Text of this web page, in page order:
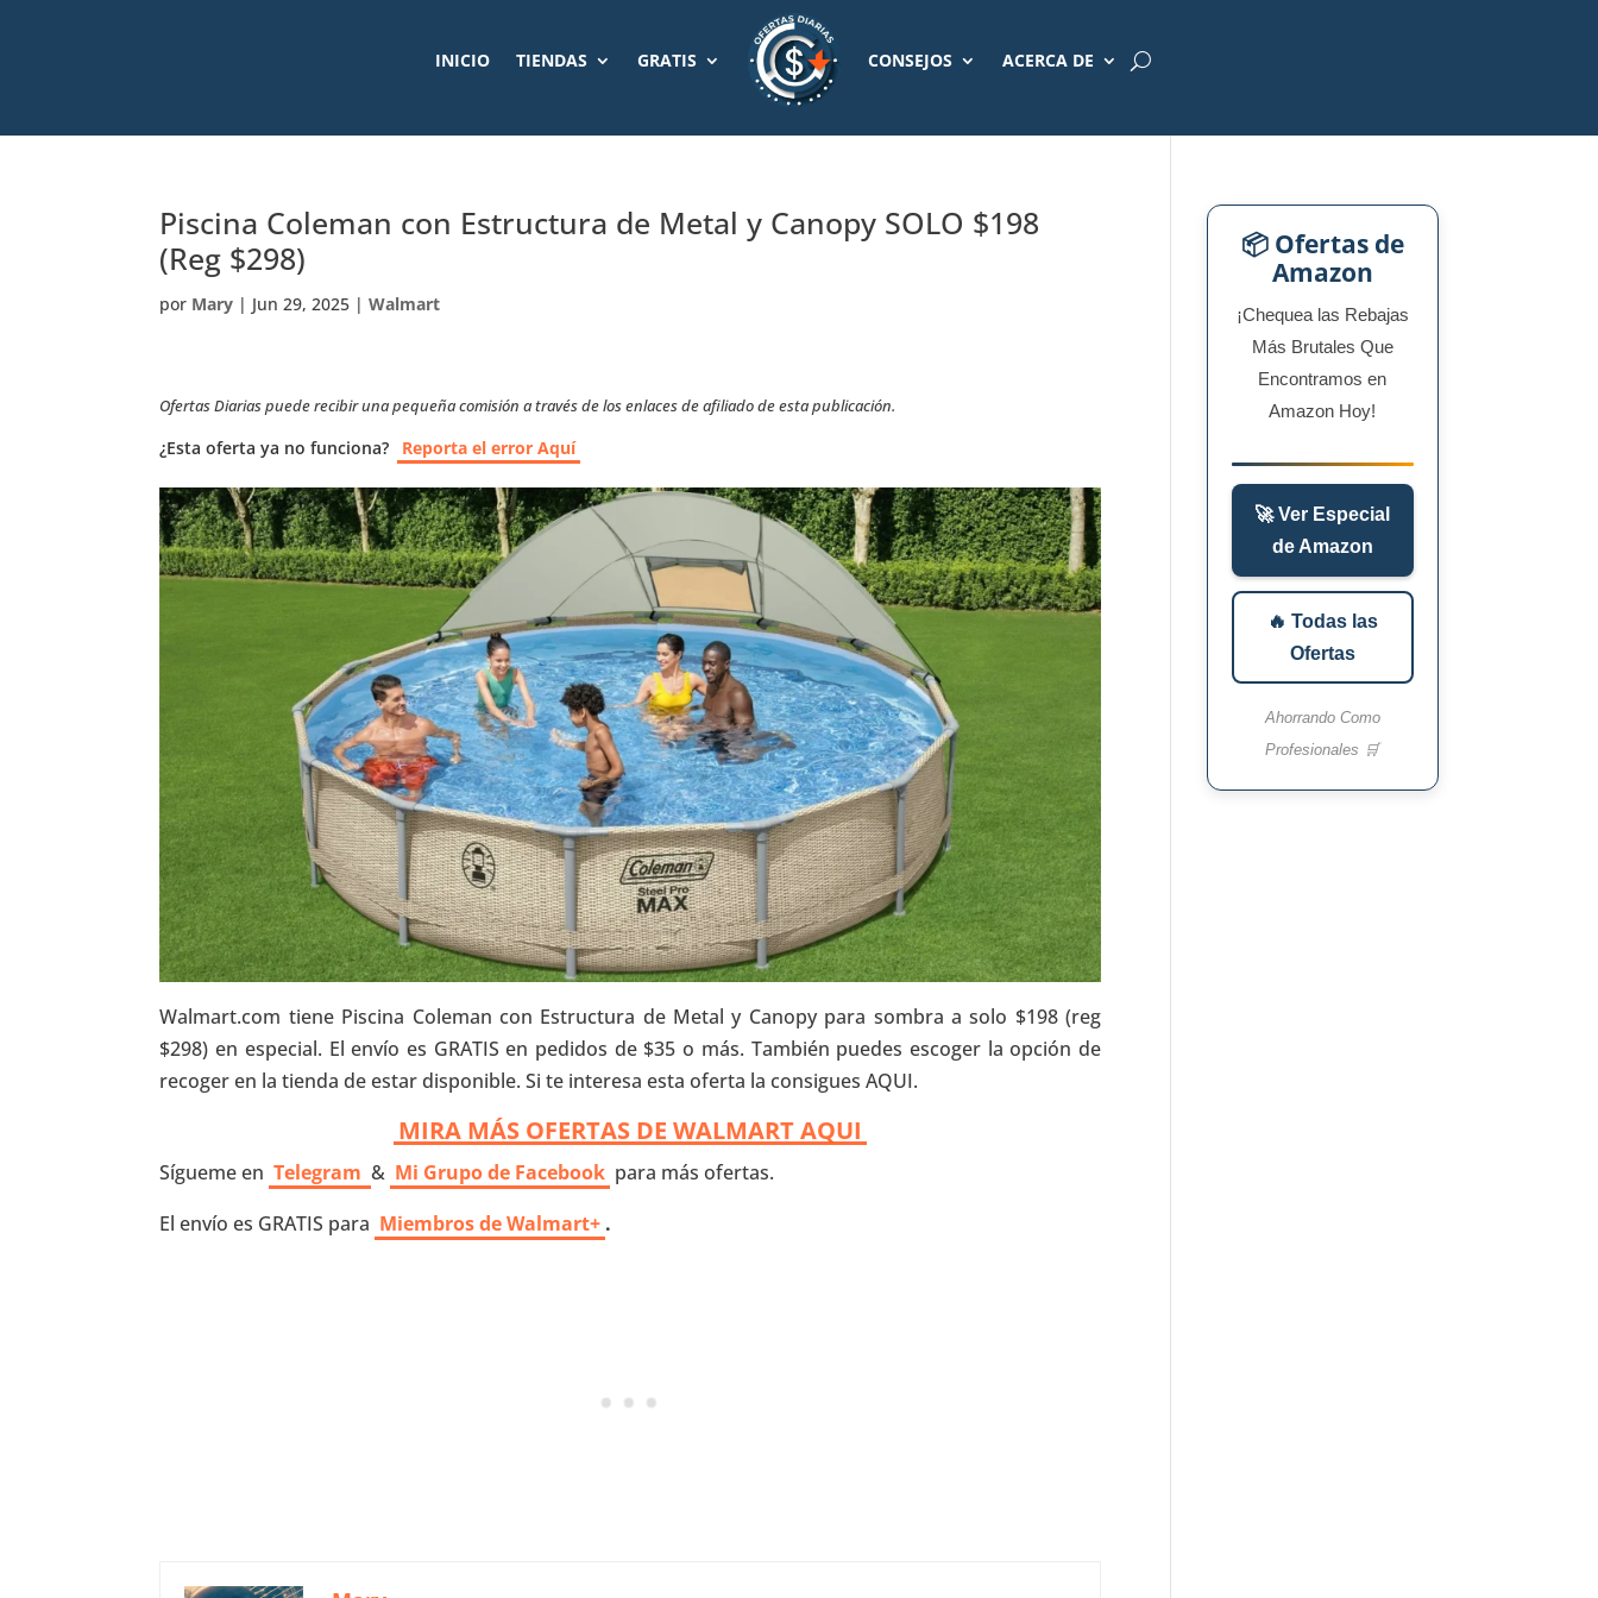
INICIO TIENDAS GRATIS CONSEJOS ACERCA DE
Piscina Coleman con Estructura de Metal y Canopy SOLO $198
(Reg $298)
por Mary | Jun 29, 2025 |Walmart
Ofertas Diarias puede recibir una pequeña comisión a través de los enlaces de afiliado de esta publicación.
¿Esta oferta ya no funciona? Reporta el error Aquí
Walmart.com tiene Piscina Coleman con Estructura de Metal y Canopy para sombra a solo $198 (reg
$298) en especial. El envío es GRATIS en pedidos de $35 o más. También puedes escoger la opción de
recoger en la tienda de estar disponible. Si te interesa esta oferta la consigues AQUI.
MIRA MÁS OFERTAS DE WALMART AQUI
Sígueme en Telegram & Mi Grupo de Facebook para más ofertas.
El envío es GRATIS para Miembros de Walmart+ .
📦 Ofertas de
Amazon
¡Chequea las Rebajas
Más Brutales Que
Encontramos en
Amazon Hoy!
🚀 Ver Especial
de Amazon
🔥 Todas las
Ofertas
Ahorrando Como
Profesionales 🛒